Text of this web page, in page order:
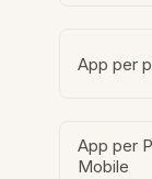
App per
App per
Mobile